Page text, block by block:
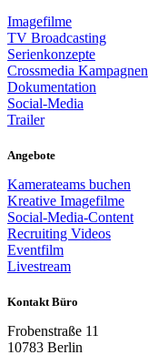
Imagefilme
TV Broadcasting
Serienkonzepte
Crossmedia Kampagnen
Dokumentation
Social-Media
Trailer
Angebote
Kamerateams buchen
Kreative Imagefilme
Social-Media-Content
Recruiting Videos
Eventfilm
Livestream
Kontakt Büro
Frobenstraße 11
10783 Berlin